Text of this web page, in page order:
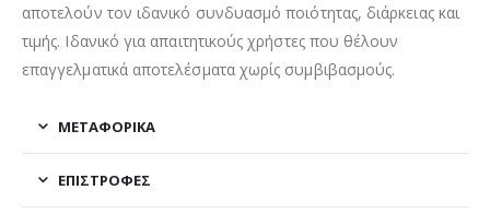
αποτελούν τον ιδανικό συνδυασμό ποιότητας, διάρκειας και
τιμής. Ιδανικό για απαιτητικούς χρήστες που θέλουν
επαγγελματικά αποτελέσματα χωρίς συμβιβασμούς.
ΜΕΤΑΦΟΡΙΚΆ
ΕΠΙΣΤΡΟΦΈΣ